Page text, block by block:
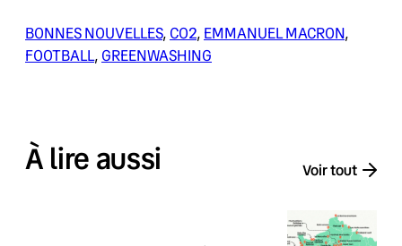
BONNES NOUVELLES, CO2, EMMANUEL MACRON
FOOTBALL, GREENWASHING
À lire aussi Voir tout